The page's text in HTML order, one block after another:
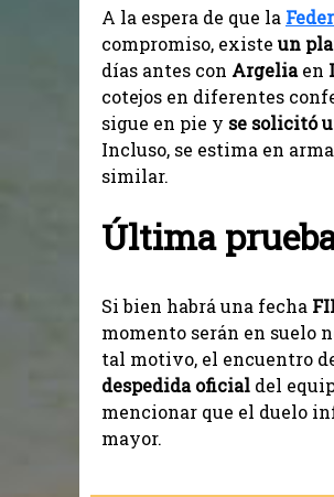
A la espera de que la
compromiso, existe un
días antes con Argeliaen
cotejos en diferentes
sigue en pie y se solicitó
Incluso, se estima en
similar.
Última
Si bien habrá una fecha
momento serán en suelo
tal motivo, el encuentro
despedida oficial del
mencionar que el duelo
mayor.